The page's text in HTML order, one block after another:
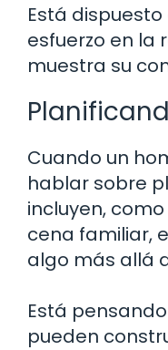
Está
esfuerzo en la
muestra su
Cuando un
hablar sobre
incluyen,
cena familiar,
algo más allá
Está
pueden